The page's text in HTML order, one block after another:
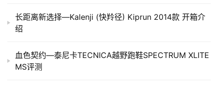
长距离新选择—Kalenji (快羚径) Kiprun 2014款 开箱介
绍
血色契约—泰尼卡TECNICA越野跑鞋SPECTRUM XLITE
MS评测